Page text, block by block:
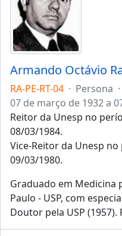
Armando Octávio
RA-PE-RT-04 · Persona ·
07 de março de 1932 a
Reitor da Unesp no
08/03/1984.
Vice-Reitor da Unesp
09/03/1980.
Graduado em Medicina
Paulo - USP, com
Doutor pela USP